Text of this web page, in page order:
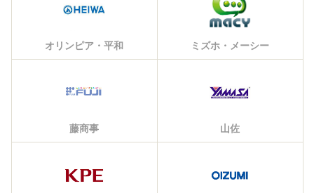
オリンピア・平和 ミズホ・メーシー
藤商事 山佐